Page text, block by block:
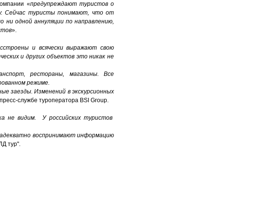
«предупреждают туристов о
Сейчас туристы понимают, что от
одной аннуляции по направлению,
».
и всячески выражают свою
и других объектов это никак не
рестораны, магазины. Все
режиме.
заезды. Изменений в экскурсионных
службе туроператора BSI Group.
не видим. У российских туристов
воспринимают информацию
тур".